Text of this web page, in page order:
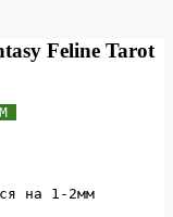
Feline Tarot